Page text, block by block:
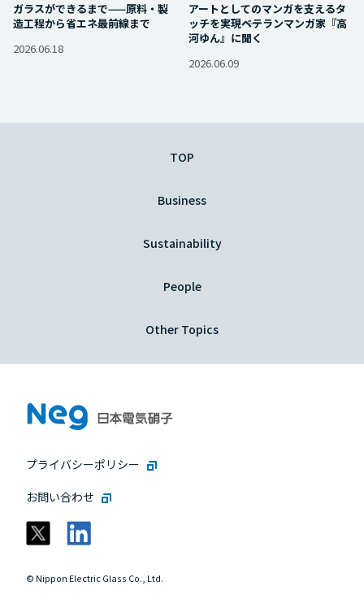
ガラスができるまで——原料・製
造工程から省エネ最前線まで
2026.06.18
アートとしてのマンガを支えるタ
ッチを実現――ベテランマンガ家『高
河ゆん』に聞く
2026.06.09
TOP
Business
Sustainability
People
Other Topics
プライバシーポリシー
お問い合わせ
© Nippon Electric Glass Co., Ltd.